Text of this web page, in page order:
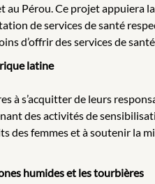
Pérou. Ce projet appuiera
de services de santé
d’offrir des services de
latine
à s’acquitter de leurs
des activités de
des femmes et à soutenir la
humides et les tourbières